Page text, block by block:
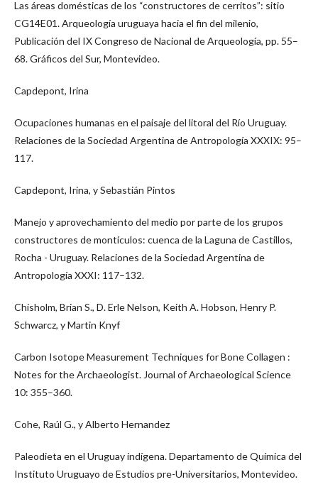
Las áreas domésticas de los “constructores de cerritos”: sitio
CG14E01. Arqueología uruguaya hacia el fin del milenio,
Publicación del IX Congreso de Nacional de Arqueología, pp. 55–
68. Gráficos del Sur, Montevideo.
Capdepont, Irina
Ocupaciones humanas en el paisaje del litoral del Río Uruguay.
Relaciones de la Sociedad Argentina de Antropología XXXIX: 95–
117.
Capdepont, Irina, y Sebastián Pintos
Manejo y aprovechamiento del medio por parte de los grupos
constructores de montículos: cuenca de la Laguna de Castillos,
Rocha - Uruguay. Relaciones de la Sociedad Argentina de
Antropología XXXI: 117–132.
Chisholm, Brian S., D. Erle Nelson, Keith A. Hobson, Henry P.
Schwarcz, y Martin Knyf
Carbon Isotope Measurement Techniques for Bone Collagen :
Notes for the Archaeologist. Journal of Archaeological Science
10: 355–360.
Cohe, Raúl G., y Alberto Hernandez
Paleodieta en el Uruguay indígena. Departamento de Química del
Instituto Uruguayo de Estudios pre-Universitarios, Montevideo.